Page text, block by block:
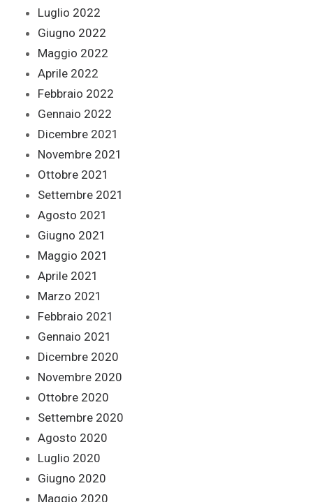
Luglio 2022
Giugno 2022
Maggio 2022
Aprile 2022
Febbraio 2022
Gennaio 2022
Dicembre 2021
Novembre 2021
Ottobre 2021
Settembre 2021
Agosto 2021
Giugno 2021
Maggio 2021
Aprile 2021
Marzo 2021
Febbraio 2021
Gennaio 2021
Dicembre 2020
Novembre 2020
Ottobre 2020
Settembre 2020
Agosto 2020
Luglio 2020
Giugno 2020
Maggio 2020